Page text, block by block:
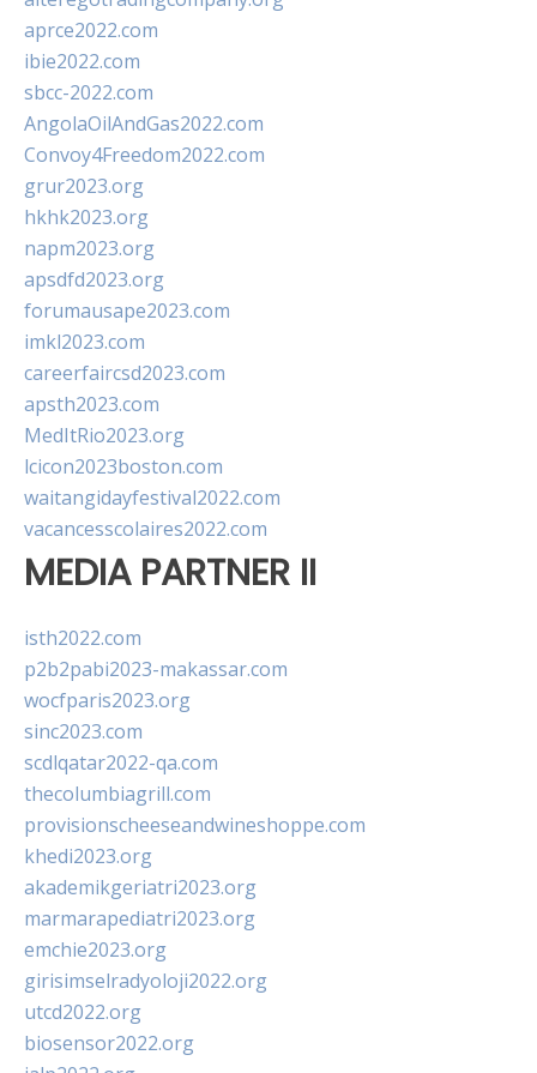
aprce2022.com
ibie2022.com
sbcc-2022.com
AngolaOilAndGas2022.com
Convoy4Freedom2022.com
grur2023.org
hkhk2023.org
napm2023.org
apsdfd2023.org
forumausape2023.com
imkl2023.com
careerfaircsd2023.com
apsth2023.com
MedItRio2023.org
lcicon2023boston.com
waitangidayfestival2022.com
vacancesscolaires2022.com
MEDIA PARTNER II
isth2022.com
p2b2pabi2023-makassar.com
wocfparis2023.org
sinc2023.com
scdlqatar2022-qa.com
thecolumbiagrill.com
provisionscheeseandwineshoppe.com
khedi2023.org
akademikgeriatri2023.org
marmarapediatri2023.org
emchie2023.org
girisimselradyoloji2022.org
utcd2022.org
biosensor2022.org